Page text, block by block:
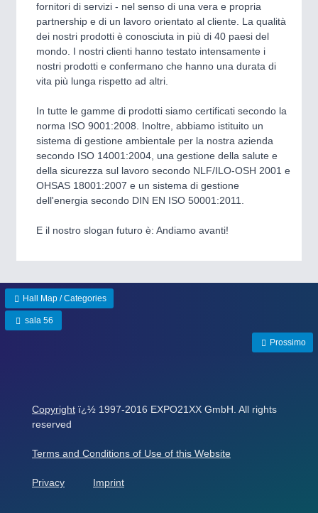
All Industry Categories
AUTOMATION 21XX
FLUID 21XX
IOT & INDUSTRY 4.0
MARITIME 21XX
MICROELECTRONICS 21XX
MOTION 21XX
LASER & OPTICS 21XX
PLASTICS 21XX
PROCESS INDUSTRY 21XX
QUALITY & TESTING 21XX
ROBOTICS 21XX
TEXTILE 21XX
fornitori di servizi - nel senso di una vera e propria
partnership e di un lavoro orientato al cliente. La qualità
dei nostri prodotti è conosciuta in più di 40 paesi del
mondo. I nostri clienti hanno testato intensamente i
nostri prodotti e confermano che hanno una durata di
vita più lunga rispetto ad altri.
In tutte le gamme di prodotti siamo certificati secondo la
norma ISO 9001:2008. Inoltre, abbiamo istituito un
sistema di gestione ambientale per la nostra azienda
secondo ISO 14001:2004, una gestione della salute e
della sicurezza sul lavoro secondo NLF/ILO-OSH 2001 e
OHSAS 18001:2007 e un sistema di gestione
dell'energia secondo DIN EN ISO 50001:2011.
E il nostro slogan futuro è: Andiamo avanti!
Hall Map / Categories
sala 56
Prossimo
Copyright ï¿½ 1997-2016 EXPO21XX GmbH. All rights
reserved
Terms and Conditions of Use of this Website
Privacy Imprint